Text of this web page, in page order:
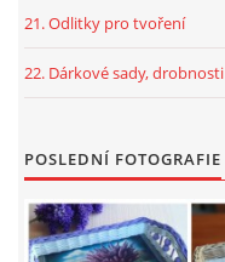
21. Odlitky pro tvoření
22. Dárkové sady, drobnosti
POSLEDNÍ FOTOGRAFIE